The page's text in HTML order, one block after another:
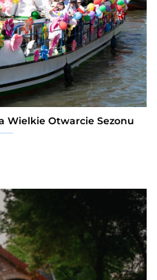
Wielkie Otwarcie Sezonu